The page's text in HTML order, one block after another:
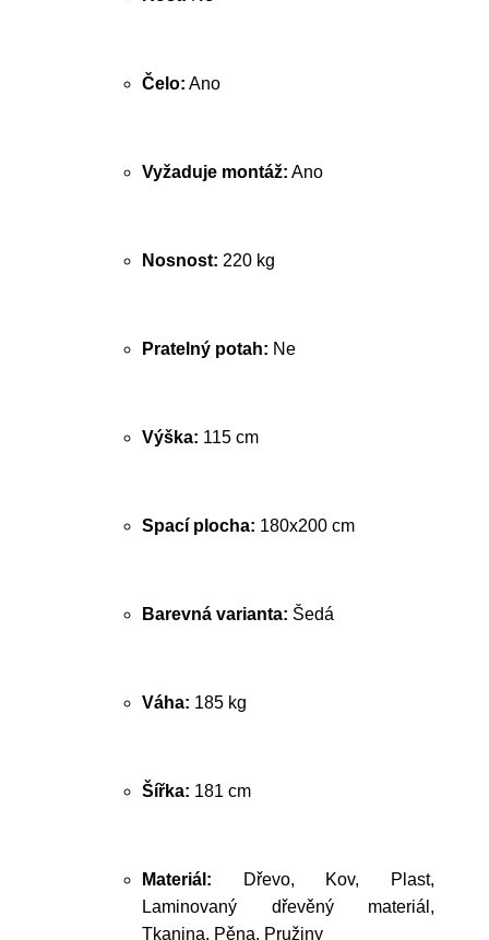
Čelo: Ano
Vyžaduje montáž: Ano
Nosnost: 220 kg
Pratelný potah: Ne
Výška: 115 cm
Spací plocha: 180x200 cm
Barevná varianta: Šedá
Váha: 185 kg
Šířka: 181 cm
Materiál: Dřevo, Kov, Plast,
Laminovaný dřevěný materiál,
Tkanina, Pěna, Pružiny